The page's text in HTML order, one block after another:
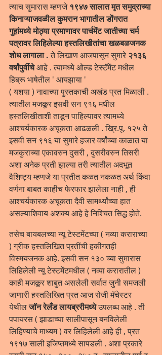
त्याच सुमारास म्हणजे १९४७ सालात मृत समुद्राच्या
किनाऱ्याजवळील कुमरान भागातील डोंगरात
गुहांमध्ये मोठ्या प्रमाणावर पार्चमेंट जातीच्या चर्म
पत्रावर लिहिलेल्या हस्तलिखीतांचा खळबळजनक
शोध लागाला . ते लिखाण आजपासून सुमारे २१३६
वर्षांपुर्वीचे आहे . त्यामध्ये ओल्ड टेस्टॅमेंट मधील
हिब्रू भाषेतील ' आयझाया '
( यशया ) नावाच्या पुस्तकाची अखंड प्रत मिळाली .
त्यातील मजकूर इसवी सन ९१६ मधील
हस्तलिखीताशी ताडून पाहिल्यावर त्यामध्ये
आश्चर्यकारक अचूकता आढळली . ख्रि.पू. १२५ ते
इसवी सन ९१६ या सुमारे हजार वर्षांच्या काळात या
मजकुराच्या एकावरुन दुसरी , दुसरीवरुन तिसरी
अशा अनेक प्रती झाल्या तरी त्यातील अदभूत
वैशिष्ट्य म्हणजे या प्रतीत कळत नकळत अर्थ किंवा
वर्णना बाबत काहीच फेरफार झालेला नाही , ही
आश्चर्यकारक अचूकता दैवी सामर्थ्यांच्या हात
असल्याशिवाय अशक्य आहे हे निश्चित सिद्ध होते.
तसेच बायबलच्या न्यू टेस्टमेंटच्या ( नव्या कराराच्या
) ग्रीक हस्तलिखित प्रतींची हकीगतही
विस्मयजनक आहे. इसवी सन १३० च्या सुमारास
लिहिलेली न्यू टेस्टमेंटमधील ( नव्या करारातील )
काही मजकूर शाबुत असलेली सर्वात जुनी समजली
जाणारी हस्तलिखित प्रत आज रोजी मॅचेस्टर
येथील जॉन रेलँड लायब्ररीमध्ये उपलब्ध आहे . ती
पपायरस ( झाडाच्या सालीपासून बनविलेली
लिहिण्याचे माध्यम ) वर लिहिलेली आहे ही , प्रत
१९१७ साली इजिप्तमध्ये सापडली . अशा प्रकारे